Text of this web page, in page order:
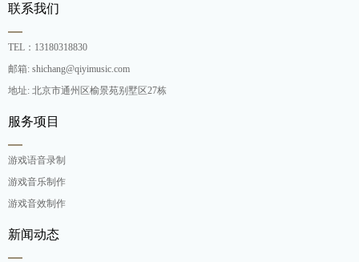
联系我们
TEL：13180318830
邮箱: shichang@qiyimusic.com
地址: 北京市通州区榆景苑别墅区27栋
服务项目
游戏语音录制
游戏音乐制作
游戏音效制作
新闻动态